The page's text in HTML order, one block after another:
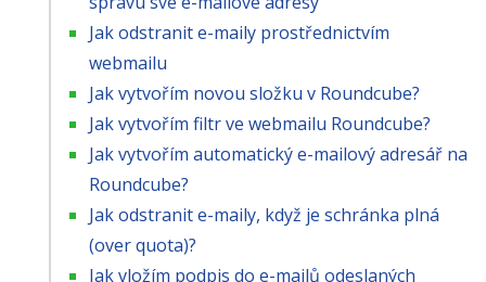
Jak odstranit e-maily prostřednictvím
webmailu
Jak vytvořím novou složku v Roundcube?
Jak vytvořím filtr ve webmailu Roundcube?
Jak vytvořím automatický e-mailový adresář na
Roundcube?
Jak odstranit e-maily, když je schránka plná
(over quota)?
Jak vložím podpis do e-mailů odeslaných